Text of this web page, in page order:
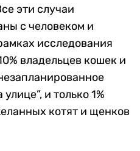
эти случаи
с человеком и
исследования
владельцев кошек и
и только 1%
котят и щенков